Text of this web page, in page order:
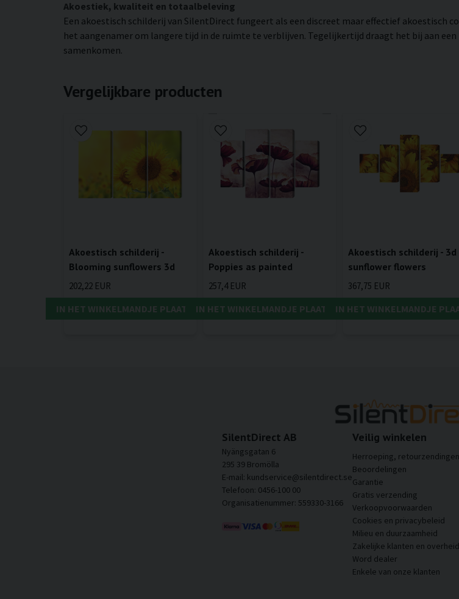
Akoestiek, kwaliteit en totaalbeleving
Een akoestisch schilderij van SilentDirect fungeert als een discreet maar effectief
het aangenamer om langere tijd in de ruimte te verblijven. Tegelijkertijd draagt het bij aan
samenkomen.
Vergelijkbare producten
Akoestisch schilderij -
Blooming sunflowers 3d
202,22 EUR
IN HET WINKELMANDJE PLAATSEN
Akoestisch schilderij -
Poppies as painted
257,4 EUR
IN HET WINKELMANDJE PLAATSEN
Akoestisch schilderij - 3d
sunflower flowers
367,75 EUR
IN HET WINKELMANDJE
SilentDirect AB
Nyängsgatan 6
295 39 Bromölla
E-mail: kundservice@silentdirect.se
Telefoon: 0456-100 00
Organisatienummer: 559330-3166
Veilig winkelen
Herroeping,
Beoordelingen
Garantie
Gratis verzending
Verkoopvoorwaarden
Cookies en privacybeleid
Milieu en duurzaamheid
Zakelijke klanten en
Word dealer
Enkele van onze klanten